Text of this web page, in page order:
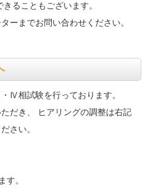
ることもございます。
ーまでお問い合わせください。
Ⅳ相試験を行っております。
だき、 ヒアリングの調整は右記
さい。
す。